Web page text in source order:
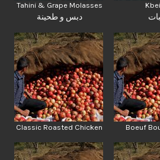
Tahini & Grape Molasses
دبس و طحينة
Classic Roasted Chicken Boeuf